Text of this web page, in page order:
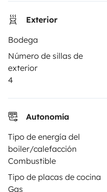
Exterior
Bodega
Número de sillas de
exterior
4
Autonomía
Tipo de energía del
boiler/calefacción
Combustible
Tipo de placas de cocina
Gas
Anunciar un vehículo
Contrato de alquiler
Seguros de alquiler
Asistencias de alquiler
Ayuda propietario
Medios de pago seguros